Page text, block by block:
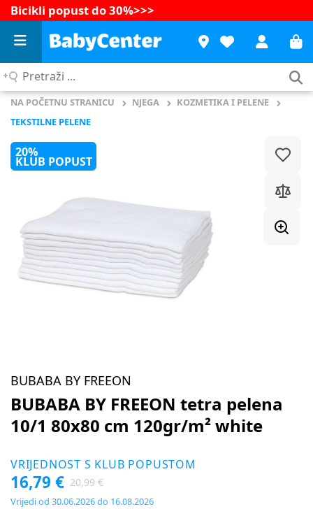
Bicikli popust do 30%>>>
Pretraži
NA POČETNU STRANICU NJEGA
KOZMETIKA I PELENE
TEKSTILNE PELENE
20%
KLUB POPUST
BUBABA BY FREEON
BUBABA BY FREEON tetra pelena
10/1 80x80 cm 120gr/m² white
VRIJEDNOST S KLUB POPUSTOM
16,79 € 20,99 €
Vrijedi od 30.06.2026 do 16.08.2026